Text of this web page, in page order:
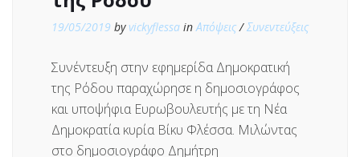
19/05/2019 by vickyflessa in Απόψεις /Συνεντεύξεις
Συνέντευξη στην εφημερίδα Δημοκρατική
της Ρόδου παραχώρησε η δημοσιογράφος
και υποψήφια Ευρωβουλευτής με τη Νέα
Δημοκρατία κυρία Βίκυ Φλέσσα. Μιλώντας
στο δημοσιογράφο Δημήτρη